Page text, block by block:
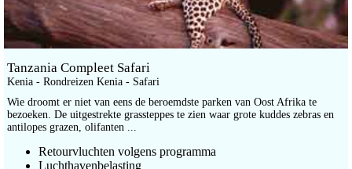
Tanzania Compleet Safari
Kenia - Rondreizen Kenia - Safari
Wie droomt er niet van eens de beroemdste parken van Oost Afrika te
bezoeken. De uitgestrekte grassteppes te zien waar grote kuddes zebras en
antilopes grazen, olifanten ...
Retourvluchten volgens programma
Luchthavenbelasting